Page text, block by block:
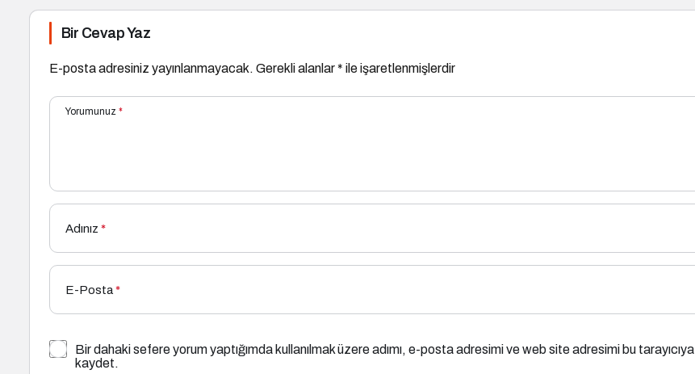
Bir Cevap Yaz
E-posta adresiniz yayınlanmayacak. Gerekli alanlar* ile işaretlenmişlerdir
Yorumunuz *
Adınız *
E-Posta*
Bir dahaki sefere yorum yaptığımda kullanılmak üzere adımı, e-posta adresimi ve web site adresimi bu tarayıcıya
kaydet.